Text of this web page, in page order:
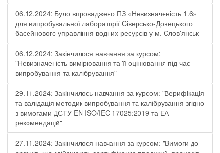
06.12.2024: Було впроваджено ПЗ «Невизначеність 1.6»
для випробувальної лабораторії Cіверсько-Донецького
басейнового управління водних ресурсів у м. Слов'янськ
06.12.2024: Закінчилося навчання за курсом:
"Невизначеність вимірювання та її оцінювання під час
випробування та калібрування"
29.11.2024: Закінчилось навчання за курсом: "Верифікація
та валідація методик випробування та калібрування згідно
з вимогами ДСТУ EN ISO/IEC 17025:2019 та ЕА-
рекомендацій"
27.11.2024: Закінчилося навчання за курсом: "Вимоги до